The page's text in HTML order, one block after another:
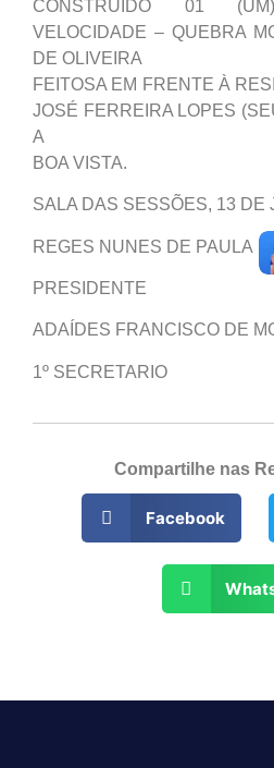
CONSTRUÍDO 01
VELOCIDADE – QUEBRA
DE OLIVEIRA
FEITOSA EM FRENTE À
JOSÉ FERREIRA LOPES
A
BOA VISTA.
SALA DAS SESSÕES, 13 DE
REGES NUNES DE PAULA
PRESIDENTE
ADAÍDES FRANCISCO DE
1º SECRETARIO
Compartilhe nas
Facebook